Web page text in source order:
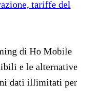
tariffe del
di Ho Mobile
e le alternative
dati illimitati per